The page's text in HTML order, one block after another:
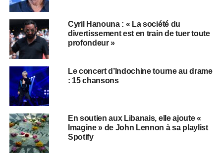
Cyril Hanouna : « La société du
divertissement est en train de tuer toute
profondeur »
Le concert d’Indochine tourne au drame
: 15 chansons
​​En soutien aux Libanais, elle ajoute «
Imagine » de John Lennon à sa playlist
Spotify